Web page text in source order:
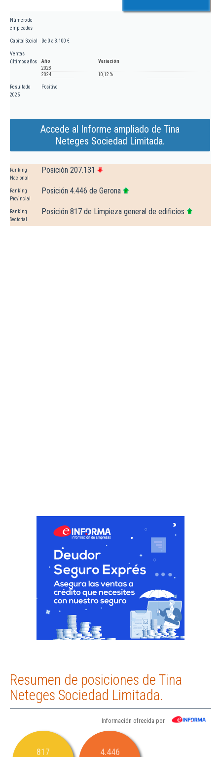
Número de
empleados
Capital Social De 0 a 3.100 €
Ventas
últimos años
Año
Variación
2023
2024
10,12 %
Resultado
2025
Positivo
Accede al Informe ampliado de Tina
Neteges Sociedad Limitada.
Ranking
Nacional
Posición 207.131
Ranking
Provincial
Posición 4.446 de Gerona
Ranking
Sectorial
Posición 817 de Limpieza general de edificios
Resumen de posiciones de Tina
Neteges Sociedad Limitada.
Información ofrecida por
817 4.446